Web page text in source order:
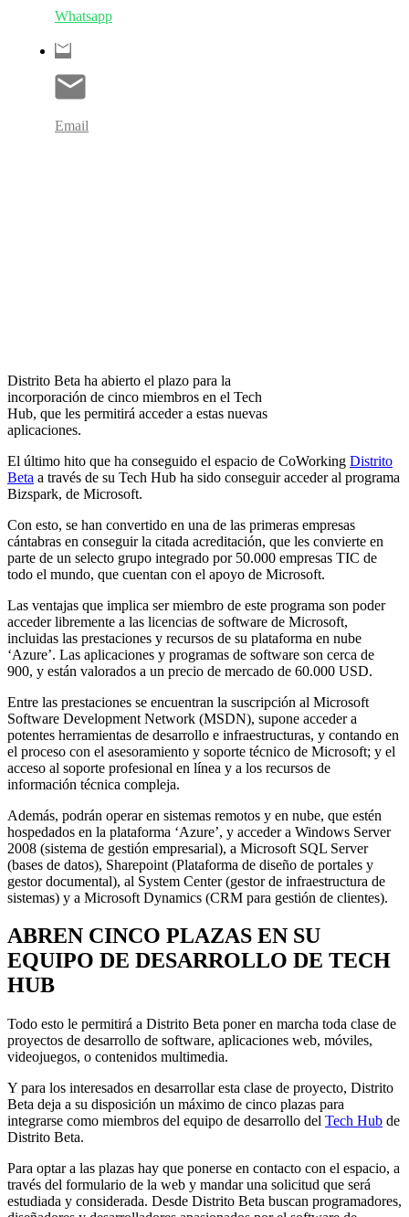
Whatsapp
Email
Distrito Beta ha abierto el plazo para la
incorporación de cinco miembros en el Tech
Hub, que les permitirá acceder a estas nuevas
aplicaciones.
El último hito que ha conseguido el espacio de CoWorking Distrito
Beta a través de su Tech Hub ha sido conseguir acceder al programa
Bizspark, de Microsoft.
Con esto, se han convertido en una de las primeras empresas
cántabras en conseguir la citada acreditación, que les convierte en
parte de un selecto grupo integrado por 50.000 empresas TIC de
todo el mundo, que cuentan con el apoyo de Microsoft.
Las ventajas que implica ser miembro de este programa son poder
acceder libremente a las licencias de software de Microsoft,
incluidas las prestaciones y recursos de su plataforma en nube
‘Azure’. Las aplicaciones y programas de software son cerca de
900, y están valorados a un precio de mercado de 60.000 USD.
Entre las prestaciones se encuentran la suscripción al Microsoft
Software Development Network (MSDN), supone acceder a
potentes herramientas de desarrollo e infraestructuras, y contando en
el proceso con el asesoramiento y soporte técnico de Microsoft; y el
acceso al soporte profesional en línea y a los recursos de
información técnica compleja.
Además, podrán operar en sistemas remotos y en nube, que estén
hospedados en la plataforma ‘Azure’, y acceder a Windows Server
2008 (sistema de gestión empresarial), a Microsoft SQL Server
(bases de datos), Sharepoint (Plataforma de diseño de portales y
gestor documental), al System Center (gestor de infraestructura de
sistemas) y a Microsoft Dynamics (CRM para gestión de clientes).
ABREN CINCO PLAZAS EN SU
EQUIPO DE DESARROLLO DE TECH
HUB
Todo esto le permitirá a Distrito Beta poner en marcha toda clase de
proyectos de desarrollo de software, aplicaciones web, móviles,
videojuegos, o contenidos multimedia.
Y para los interesados en desarrollar esta clase de proyecto, Distrito
Beta deja a su disposición un máximo de cinco plazas para
integrarse como miembros del equipo de desarrollo del Tech Hub de
Distrito Beta.
Para optar a las plazas hay que ponerse en contacto con el espacio, a
través del formulario de la web y mandar una solicitud que será
estudiada y considerada. Desde Distrito Beta buscan programadores,